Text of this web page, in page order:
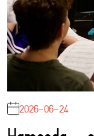
2026-06-24